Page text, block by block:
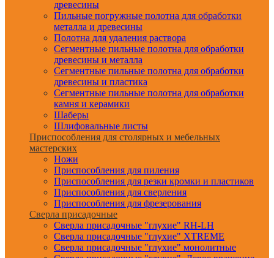
древесины
Пильные погружные полотна для обработки
металла и древесины
Полотна для удаления раствора
Сегментные пильные полотна для обработки
древесины и металла
Сегментные пильные полотна для обработки
древесины и пластика
Сегментные пильные полотна для обработки
камня и керамики
Шаберы
Шлифовальные листы
Приспособления для столярных и мебельных
мастерских
Ножи
Приспособления для пиления
Приспособления для резки кромки и пластиков
Приспособления для сверления
Приспособления для фрезерования
Сверла присадочные
Сверла присадочные "глухие" RH-LH
Сверла присадочные "глухие" XTREME
Сверла присадочные "глухие" монолитные